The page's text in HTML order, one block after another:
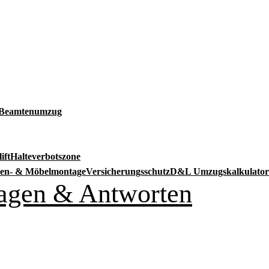
Halteverbotszone
& MöbelmontageVersicherungsschutzD&L Umzugskalkulator
& Antworten